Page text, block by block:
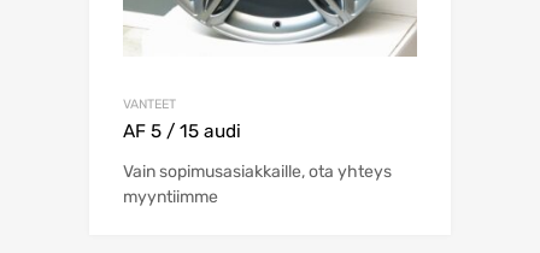
VANTEET
AF 5 / 15 audi
Vain sopimusasiakkaille, ota yhteys
myyntiimme